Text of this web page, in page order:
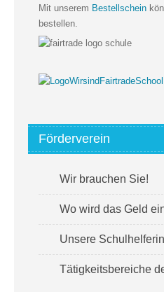
Mit unserem Bestellschein
bestellen.
Förderverein
Wir brauchen Sie!
Wo wird das Geld
Unsere
Tätigkeitsbereiche